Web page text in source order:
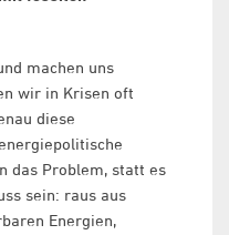
machen uns
wir in Krisen oft
diese
das Problem, statt es
sein: raus aus
Energien,